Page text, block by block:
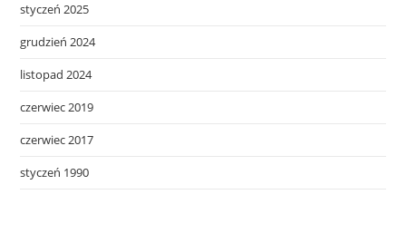
styczeń 2025
grudzień 2024
listopad 2024
czerwiec 2019
czerwiec 2017
styczeń 1990